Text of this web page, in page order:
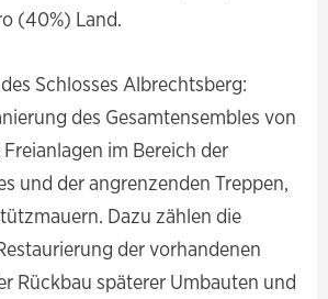
(40%) Land.
Schlosses Albrechtsberg:
des Gesamtensembles von
im Bereich der
und der angrenzenden Treppen,
Dazu zählen die
der vorhandenen
Rückbau späterer Umbauten und